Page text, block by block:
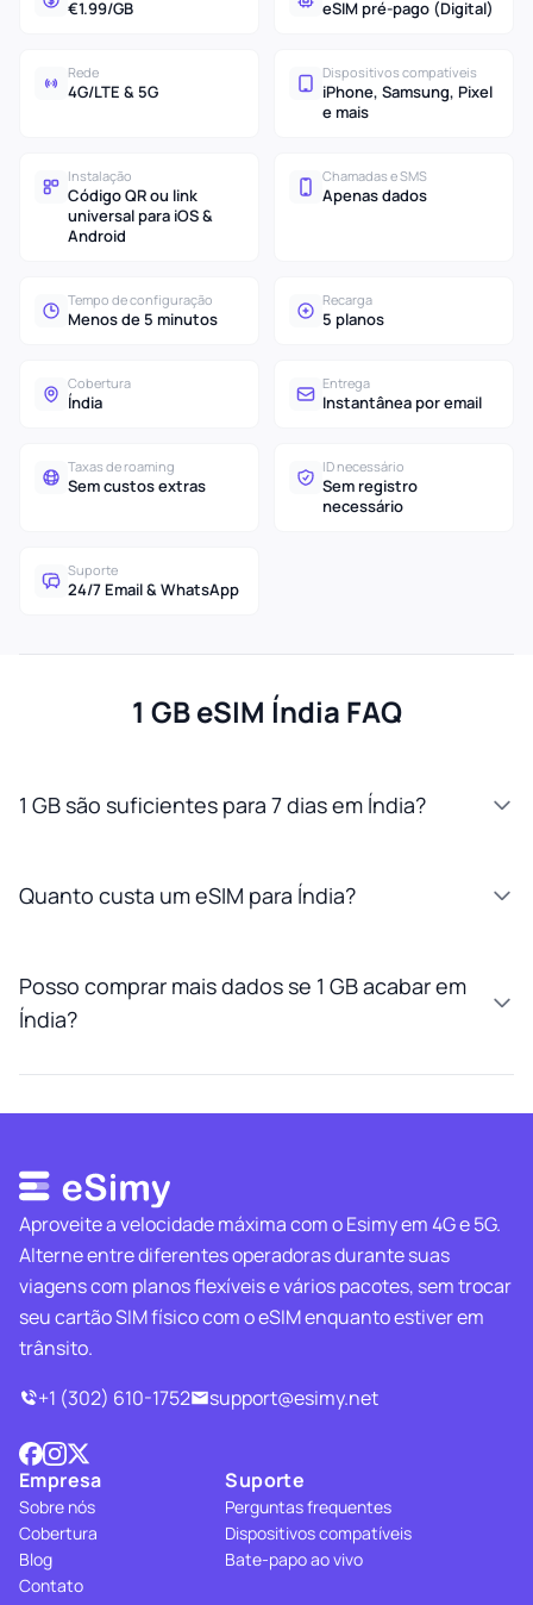
€1.99/GB eSIM pré-pago (Digital)
Rede
4G/LTE & 5G
Dispositivos compatíveis
iPhone, Samsung, Pixel
e mais
Instalação
Código QR ou link
universal para iOS &
Android
Chamadas e SMS
Apenas dados
Tempo de configuração
Menos de 5 minutos
Recarga
5 planos
Cobertura
Índia
Entrega
Instantânea por email
Taxas de roaming
Sem custos extras
ID necessário
Sem registro
necessário
Suporte
24/7 Email & WhatsApp
1 GB eSIM Índia FAQ
1 GB são suficientes para 7 dias em Índia?
Quanto custa um eSIM para Índia?
Posso comprar mais dados se 1 GB acabar em
Índia?
Aproveite a velocidade máxima com o Esimy em 4G e 5G.
Alterne entre diferentes operadoras durante suas
viagens com planos flexíveis e vários pacotes, sem trocar
seu cartão SIM físico com o eSIM enquanto estiver em
trânsito.
+1 (302) 610-1752
support@esimy.net
Empresa
Sobre nós
Cobertura
Blog
Contato
Suporte
Perguntas frequentes
Dispositivos compatíveis
Bate-papo ao vivo